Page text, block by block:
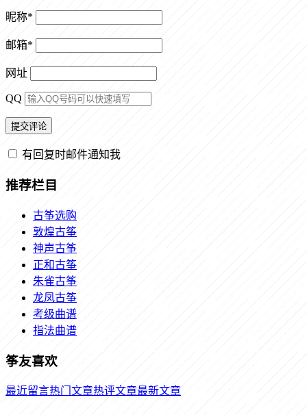
昵称*
邮箱*
网址
QQ
有回复时邮件通知我
推荐栏目
古筝选购
敦煌古筝
神声古筝
正和古筝
朱雀古筝
龙凤古筝
考级曲谱
指法曲谱
筝友喜欢
最近留言热门文章热评文章最新文章